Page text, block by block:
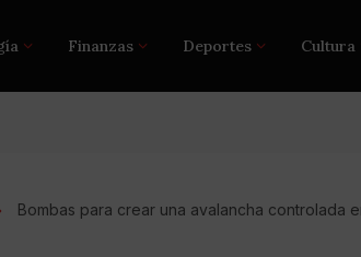
Finanzas Deportes Cultura
Bombas para crear una avalancha controlada